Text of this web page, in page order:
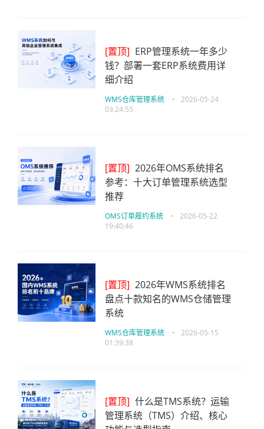
[置顶] ERP管理系统一年多少
钱？部署一套ERP系统费用详
细介绍
WMS仓库管理系统 •
2026-05-24
03:24:55
[置顶] 2026年OMS系统排名
参考：十大订单管理系统选型
推荐
OMS订单履约系统 •
2026-05-22
19:40:46
[置顶] 2026年WMS系统排名
盘点十款知名的WMS仓储管理
系统
WMS仓库管理系统 •
2026-05-15
01:39:38
[置顶] 什么是TMS系统？运输
管理系统（TMS）介绍、核心